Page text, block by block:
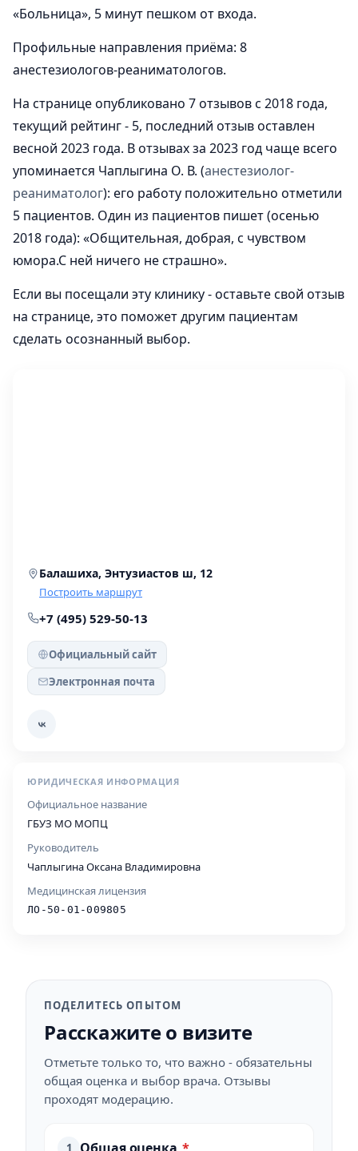
«Больница», 5 минут пешком от входа.
Профильные направления приёма: 8
анестезиологов-реаниматологов.
На странице опубликовано 7 отзывов с 2018 года,
текущий рейтинг - 5, последний отзыв оставлен
весной 2023 года. В отзывах за 2023 год чаще всего
упоминается Чаплыгина О. В. (анестезиолог-
реаниматолог): его работу положительно отметили
5 пациентов. Один из пациентов пишет (осенью
2018 года): «Общительная, добрая, с чувством
юмора.С ней ничего не страшно».
Если вы посещали эту клинику - оставьте свой отзыв
на странице, это поможет другим пациентам
сделать осознанный выбор.
Балашиха, Энтузиастов ш, 12
Построить маршрут
+7 (495) 529-50-13
Официальный сайт
Электронная почта
ЮРИДИЧЕСКАЯ ИНФОРМАЦИЯ
Официальное название
ГБУЗ МО МОПЦ
Руководитель
Чаплыгина Оксана Владимировна
Медицинская лицензия
ЛО-50-01-009805
ПОДЕЛИТЕСЬ ОПЫТОМ
Расскажите о визите
Отметьте только то, что важно - обязательны
общая оценка и выбор врача. Отзывы
проходят модерацию.
1